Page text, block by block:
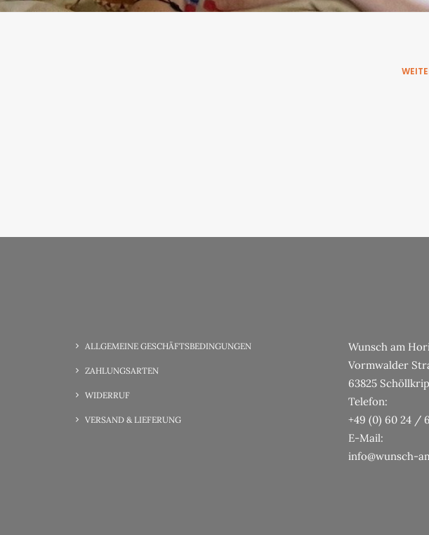
ALLGEMEINE GESCHÄFTSBEDINGUNGEN
ZAHLUNGSARTEN
WIDERRUF
VERSAND & LIEFERUNG
Wunsch am
Vormwalder
63825
Telefon:
+49 (0) 60 24 /
E-Mail:
info@wunsch-